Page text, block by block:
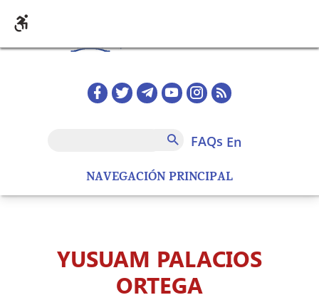
NAVEGACIÓN PRINCIPAL
Redes sociales home
FAQs
FAQs en
YUSUAM PALACIOS
ORTEGA